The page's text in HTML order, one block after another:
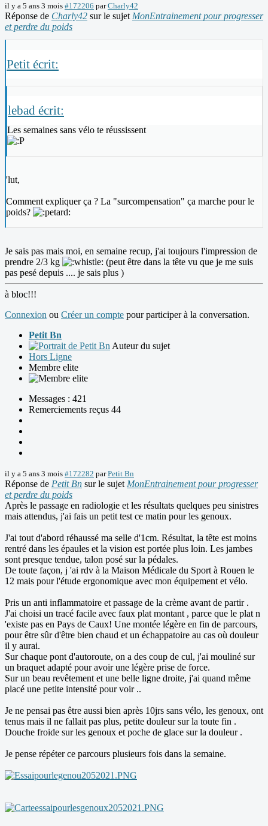
il y a 5 ans 3 mois #172206 parCharly42
Réponse de Charly42 sur le sujet MonEntrainement pour progresser
et perdre du poids
Petit écrit:
lebad écrit:
Les semaines sans vélo te réussissent
'lut,
Comment expliquer ça ? La "surcompensation" ça marche pour le
poids?
Je sais pas mais moi, en semaine recup, j'ai toujours l'impression de
prendre 2/3 kg
(peut être dans la tête vu que je me suis
pas pesé depuis .... je sais plus )
à bloc!!!
Connexion ou Créer un compte pour participer à la conversation.
Petit Bn
Auteur du sujet
Hors Ligne
Membre elite
Messages : 421
Remerciements reçus 44
il y a 5 ans 3 mois #172282 parPetit Bn
Réponse de Petit Bn sur le sujet MonEntrainement pour progresser
et perdre du poids
Après le passage en radiologie et les résultats quelques peu sinistres
mais attendus, j'ai fais un petit test ce matin pour les genoux.
J'ai tout d'abord réhaussé ma selle d'1cm. Résultat, la tête est moins
rentré dans les épaules et la vision est portée plus loin. Les jambes
sont presque tendue, talon posé sur la pédales.
De toute façon, j 'ai rdv à la Maison Médicale du Sport à Rouen le
12 mais pour l'étude ergonomique avec mon équipement et vélo.
Pris un anti inflammatoire et passage de la crème avant de partir .
J'ai choisi un tracé facile avec faux plat montant , parce que le plat n
'existe pas en Pays de Caux! Une montée légère en fin de parcours,
pour être sûr d'être bien chaud et un échappatoire au cas où douleur
il y aurai.
Sur chaque pont d'autoroute, on a des coup de cul, j'ai mouliné sur
un braquet adapté pour avoir une légère prise de force.
Sur un beau revêtement et une belle ligne droite, j'ai quand même
placé une petite intensité pour voir ..
Je ne pensai pas être aussi bien après 10jrs sans vélo, les genoux, ont
tenus mais il ne fallait pas plus, petite douleur sur la toute fin .
Douche froide sur les genoux et poche de glace sur la douleur .
Je pense répéter ce parcours plusieurs fois dans la semaine.